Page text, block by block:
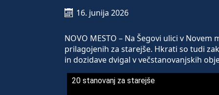
16. junija 2026
NOVO MESTO – Na Šegovi ulici v
prilagojenih za starejše. Hkrati so tudi
in dozidave dvigal v večstanovanjskih
20 stanovanj za starejše